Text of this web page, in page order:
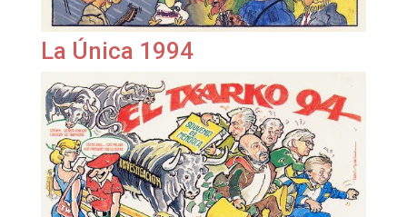
La Única 1994